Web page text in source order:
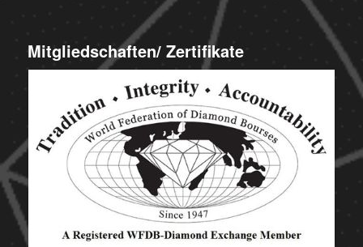
Mitgliedschaften/ Zertifikate